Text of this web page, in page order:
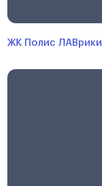
ЖК Полис ЛАВрики